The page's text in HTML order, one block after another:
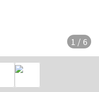
1 / 6